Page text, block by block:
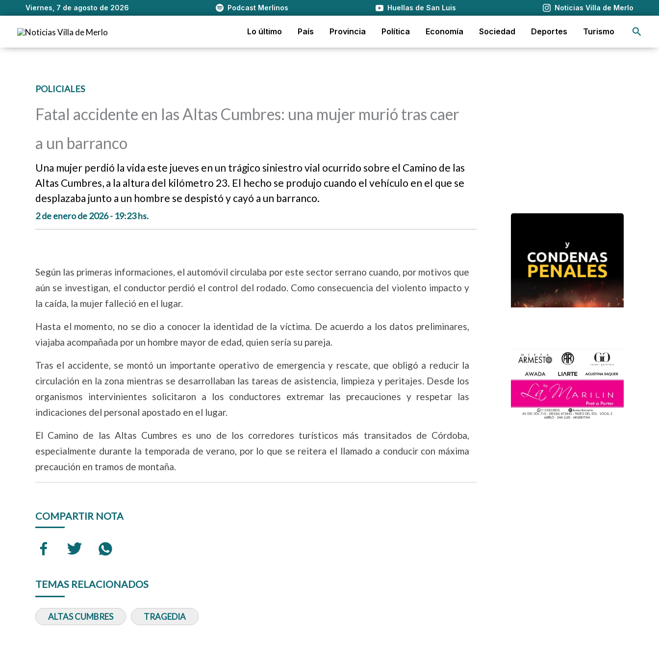
Viernes, 7 de agosto de 2026 Podcast Merlinos Huellas de San Luis Noticias Villa de Merlo
contenido
Lo último País Provincia Política Economía Sociedad Deportes Turismo
POLICIALES
Fatal accidente en las Altas Cumbres: una mujer murió tras caer
a un barranco
Una mujer perdió la vida este jueves en un trágico siniestro vial ocurrido sobre el Camino de las
Altas Cumbres, a la altura del kilómetro 23. El hecho se produjo cuando el vehículo en el que se
desplazaba junto a un hombre se despistó y cayó a un barranco.
2 de enero de 2026 - 19:23 hs.
Según las primeras informaciones, el automóvil circulaba por este sector serrano cuando, por motivos que
aún se investigan, el conductor perdió el control del rodado. Como consecuencia del violento impacto y
la caída, la mujer falleció en el lugar.
Hasta el momento, no se dio a conocer la identidad de la víctima. De acuerdo a los datos preliminares,
viajaba acompañada por un hombre mayor de edad, quien sería su pareja.
Tras el accidente, se montó un importante operativo de emergencia y rescate, que obligó a reducir la
circulación en la zona mientras se desarrollaban las tareas de asistencia, limpieza y peritajes. Desde los
organismos intervinientes solicitaron a los conductores extremar las precauciones y respetar las
indicaciones del personal apostado en el lugar.
El Camino de las Altas Cumbres es uno de los corredores turísticos más transitados de Córdoba,
especialmente durante la temporada de verano, por lo que se reitera el llamado a conducir con máxima
precaución en tramos de montaña.
COMPARTIR NOTA
TEMAS RELACIONADOS
ALTAS CUMBRES TRAGEDIA